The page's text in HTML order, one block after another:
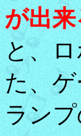
が出
と、
た、
ラン